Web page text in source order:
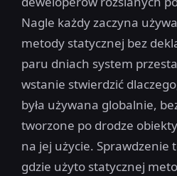
Nagle każdy zaczyna
metody statycznej bez
paru dniach system
wstanie stwierdzić
była używana globalnie,
tworzone po drodze
na jej użycie. Sprawdzenie
gdzie użyto statycznej